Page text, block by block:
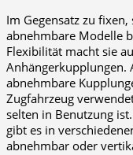
Im Gegensatz zu
abnehmbare Modelle
Flexibilität macht sie
Anhängerkupplungen.
abnehmbare
Zugfahrzeug
selten in Benutzung
gibt es in
abnehmbar oder